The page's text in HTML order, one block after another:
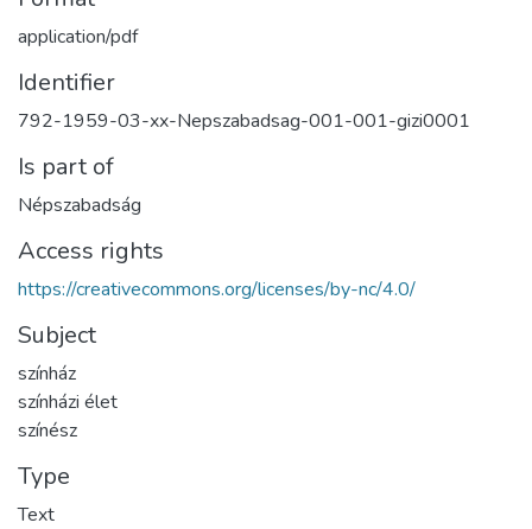
application/pdf
Identifier
792-1959-03-xx-Nepszabadsag-001-001-gizi0001
Is part of
Népszabadság
Access rights
https://creativecommons.org/licenses/by-nc/4.0/
Subject
színház
színházi élet
színész
Type
Text